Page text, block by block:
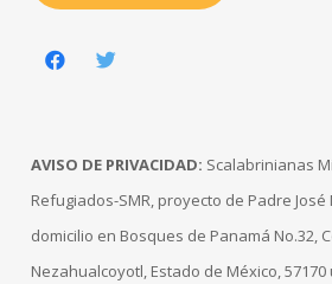
AVISO DE PRIVACIDAD: Scalabrinianas
Refugiados-SMR, proyecto de Padre José
domicilio en Bosques de Panamá No.32,
Nezahualcoyotl, Estado de México,